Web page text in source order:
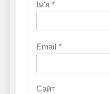
Ім'я *
Email *
Сайт